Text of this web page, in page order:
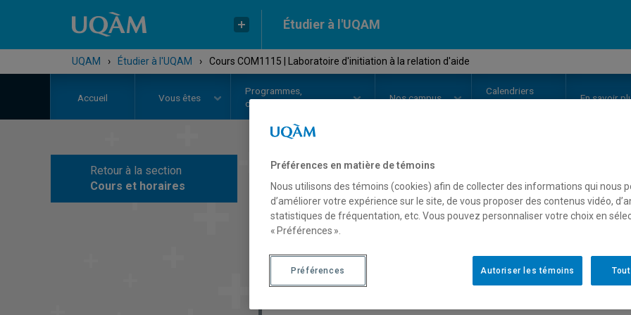
Étudier à l'UQAM
UQAM › Étudier à l'UQAM › Cours COM1115 | Laboratoire d'initiation à la relation d'aide
Accueil Vous êtes
Programmes,
cours et admission
Noscampus
Calendriers
En savoir
Retour à la section
Cours et horaires
COURS// COM1115-Laboratoire
d'aide
Description Horaire - Été 2026
Préférences en matière de témoins
Nous utilisons des témoins (cookies) afin de collecter des informations qui nous
d’améliorer votre expérience sur le site, de vous proposer des contenus vidéo,
statistiques de fréquentation, etc. Vous pouvez personnaliser votre choix en
« Préférences ».
Autoriser les témoins
Préférences